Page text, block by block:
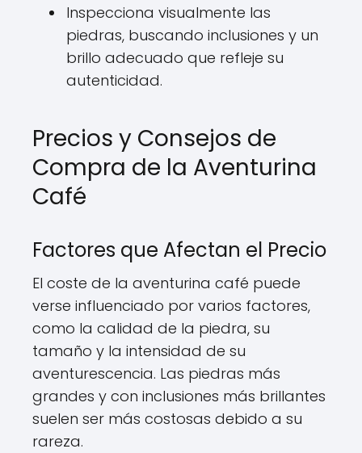
Inspecciona visualmente las
piedras, buscando inclusiones y un
brillo adecuado que refleje su
autenticidad.
Precios y Consejos de
Compra de la Aventurina
Café
Factores que Afectan el Precio
El coste de la aventurina café puede
verse influenciado por varios factores,
como la calidad de la piedra, su
tamaño y la intensidad de su
aventurescencia. Las piedras más
grandes y con inclusiones más brillantes
suelen ser más costosas debido a su
rareza.